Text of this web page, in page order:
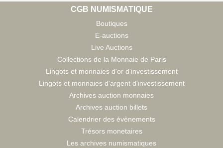
CGB NUMISMATIQUE
Boutiques
E-auctions
Live Auctions
Collections de la Monnaie de Paris
Lingots et monnaies d'or d'investissement
Lingots et monnaies d'argent d'investissement
Archives auction monnaies
Archives auction billets
Calendrier des évènements
Trésors monetaires
Les archives numismatiques